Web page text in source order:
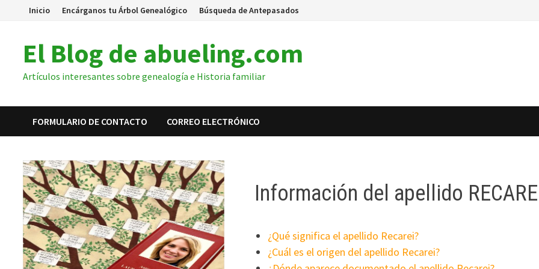
Inicio Encárganos tu Árbol Genealógico Búsqueda de Antepasados
El Blog de abueling.com
Artículos interesantes sobre genealogía e Historia familiar
FORMULARIO DE CONTACTO CORREO ELECTRÓNICO
Información del apellido
¿Qué significa el apellido Recarei?
¿Cuál es el origen del apellido Recarei?